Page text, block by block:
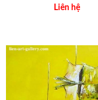
Liên hệ